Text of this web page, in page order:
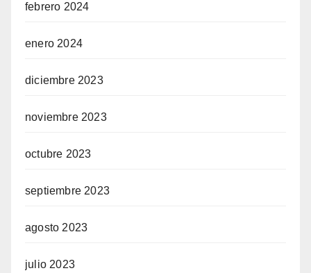
febrero 2024
enero 2024
diciembre 2023
noviembre 2023
octubre 2023
septiembre 2023
agosto 2023
julio 2023